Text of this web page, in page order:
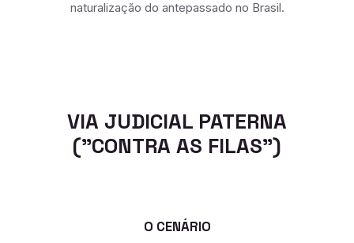
naturalização do antepassado no Brasil.
VIA JUDICIAL PATERNA
("CONTRA AS FILAS")
O CENÁRIO